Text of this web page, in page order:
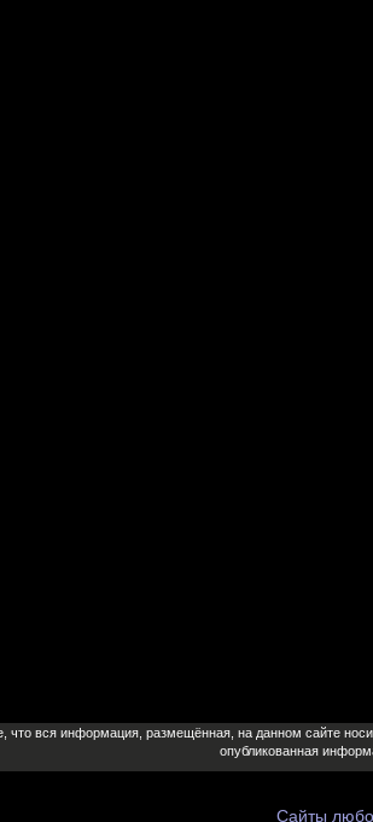
вся информация, размещённая, на данном сайте
опубликованная
Сайты